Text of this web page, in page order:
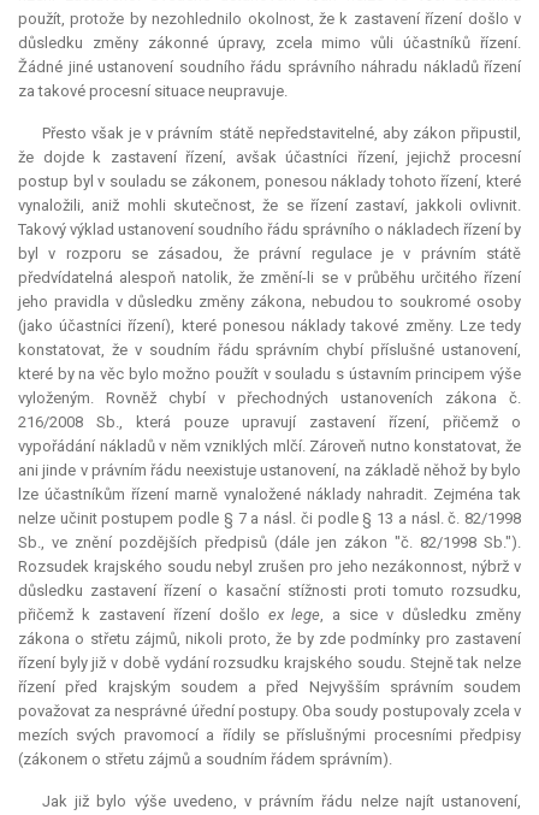
použít, protože by nezohlednilo okolnost, že k zastavení řízení došlo v
důsledku změny zákonné úpravy, zcela mimo vůli účastníků řízení.
Žádné jiné ustanovení soudního řádu správního náhradu nákladů řízení
za takové procesní situace neupravuje.
Přesto však je v právním státě nepředstavitelné, aby zákon připustil,
že dojde k zastavení řízení, avšak účastníci řízení, jejichž procesní
postup byl v souladu se zákonem, ponesou náklady tohoto řízení, které
vynaložili, aniž mohli skutečnost, že se řízení zastaví, jakkoli ovlivnit.
Takový výklad ustanovení soudního řádu správního o nákladech řízení by
byl v rozporu se zásadou, že právní regulace je v právním státě
předvídatelná alespoň natolik, že změní-li se v průběhu určitého řízení
jeho pravidla v důsledku změny zákona, nebudou to soukromé osoby
(jako účastníci řízení), které ponesou náklady takové změny. Lze tedy
konstatovat, že v soudním řádu správním chybí příslušné ustanovení,
které by na věc bylo možno použít v souladu s ústavním principem výše
vyloženým. Rovněž chybí v přechodných ustanoveních zákona č.
216/2008 Sb., která pouze upravují zastavení řízení, přičemž o
vypořádání nákladů v něm vzniklých mlčí. Zároveň nutno konstatovat, že
ani jinde v právním řádu neexistuje ustanovení, na základě něhož by bylo
lze účastníkům řízení marně vynaložené náklady nahradit. Zejména tak
nelze učinit postupem podle § 7 a násl. či podle § 13 a násl. č. 82/1998
Sb., ve znění pozdějších předpisů (dále jen zákon "č. 82/1998 Sb.").
Rozsudek krajského soudu nebyl zrušen pro jeho nezákonnost, nýbrž v
důsledku zastavení řízení o kasační stížnosti proti tomuto rozsudku,
přičemž k zastavení řízení došlo ex lege, a sice v důsledku změny
zákona o střetu zájmů, nikoli proto, že by zde podmínky pro zastavení
řízení byly již v době vydání rozsudku krajského soudu. Stejně tak nelze
řízení před krajským soudem a před Nejvyšším správním soudem
považovat za nesprávné úřední postupy. Oba soudy postupovaly zcela v
mezích svých pravomocí a řídily se příslušnými procesními předpisy
(zákonem o střetu zájmů a soudním řádem správním).
Jak již bylo výše uvedeno, v právním řádu nelze najít ustanovení,